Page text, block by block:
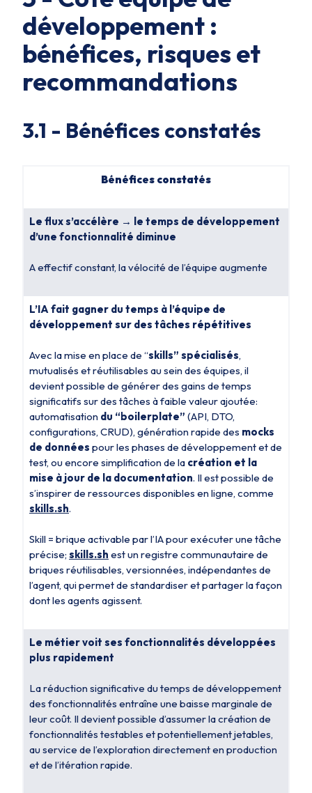
développement :
bénéfices, risques et
recommandations
3.1 - Bénéfices constatés
Bénéfices constatés
Le flux s’accélère → le temps de développement
d’une fonctionnalité diminue
A effectif constant, la vélocité de l’équipe augmente
L’IA fait gagner du temps à l’équipe de
développement sur des tâches répétitives
Avec la mise en place de “skills” spécialisés,
mutualisés et réutilisables au sein des équipes, il
devient possible de générer des gains de temps
significatifs sur des tâches à faible valeur ajoutée:
automatisation du “boilerplate” (API, DTO,
configurations, CRUD), génération rapide des mocks
de données pour les phases de développement et de
test, ou encore simplification de la création et la
mise à jour de la documentation. Il est possible de
s’inspirer de ressources disponibles en ligne, comme
skills.sh.
Skill = brique activable par l’IA pour exécuter une tâche
précise; skills.sh est un registre communautaire de
briques réutilisables, versionnées, indépendantes de
l’agent, qui permet de standardiser et partager la façon
dont les agents agissent.
Le métier voit ses fonctionnalités développées
plus rapidement
La réduction significative du temps de développement
des fonctionnalités entraîne une baisse marginale de
leur coût. Il devient possible d’assumer la création de
fonctionnalités testables et potentiellement jetables,
au service de l’exploration directement en production
et de l’itération rapide.